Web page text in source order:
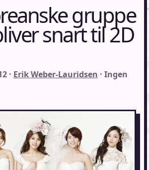
gruppe
snart til 2D
· Erik Weber-Lauridsen · Ingen